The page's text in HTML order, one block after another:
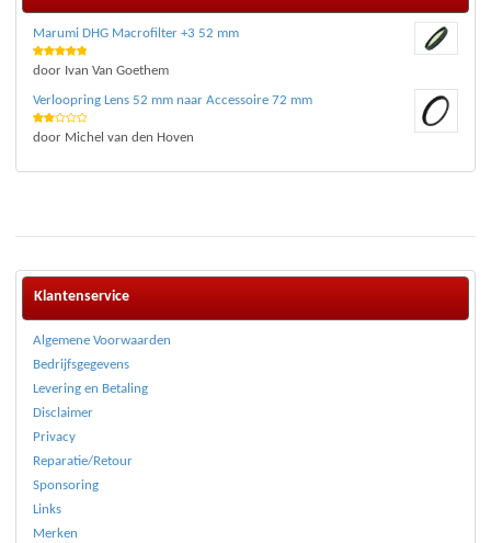
Marumi DHG Macrofilter +3 52 mm
Waardering
door Ivan Van Goethem
Verloopring Lens 52 mm naar Accessoire 72 mm
Waar
door Michel van den Hoven
Klantenservice
Algemene Voorwaarden
Bedrijfsgegevens
Levering en Betaling
Disclaimer
Privacy
Reparatie/Retour
Sponsoring
Links
Merken